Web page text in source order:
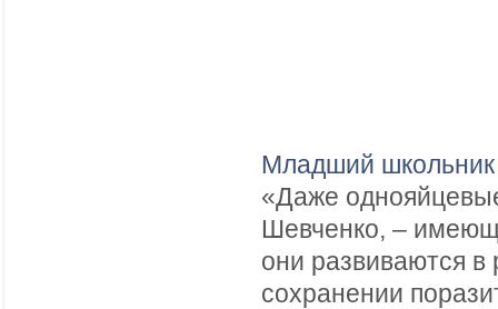
Младший школьник
«Даже
Шевченко, –
они развиваются
сохранении